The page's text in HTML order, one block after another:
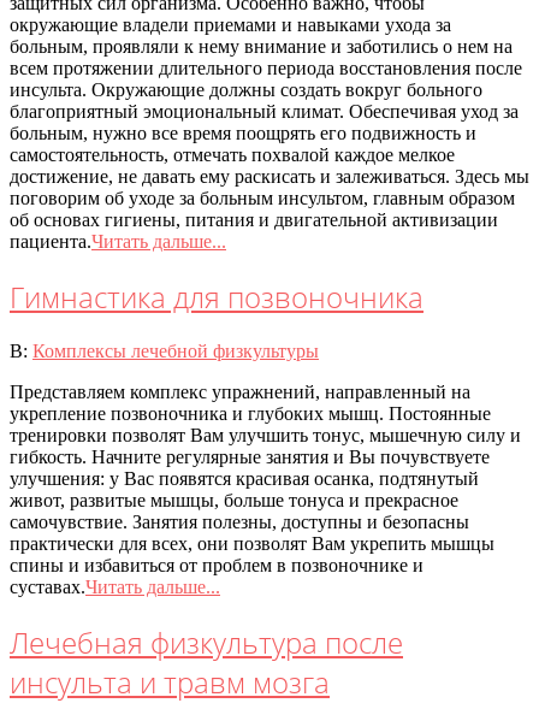
окружающие владели приемами и навыками ухода за
больным, проявляли к нему внимание и заботились о нем на
всем протяжении длительного периода восстановления после
инсульта. Окружающие должны создать вокруг больного
благоприятный эмоциональный климат. Обеспечивая уход за
больным, нужно все время поощрять его подвижность и
самостоятельность, отмечать похвалой каждое мелкое
достижение, не давать ему раскисать и залеживаться. Здесь мы
поговорим об уходе за больным инсультом, главным образом
об основах гигиены, питания и двигательной активизации
пациента.Читать дальше...
Гимнастика для позвоночника
2020-
08
В: Комплексы лечебной физкультуры
Представляем комплекс упражнений, направленный на
укрепление позвоночника и глубоких мышц. Постоянные
тренировки позволят Вам улучшить тонус, мышечную силу и
гибкость. Начните регулярные занятия и Вы почувствуете
улучшения: у Вас появятся красивая осанка, подтянутый
живот, развитые мышцы, больше тонуса и прекрасное
самочувствие. Занятия полезны, доступны и безопасны
практически для всех, они позволят Вам укрепить мышцы
спины и избавиться от проблем в позвоночнике и
суставах.Читать дальше...
Лечебная физкультура после
инсульта и травм мозга